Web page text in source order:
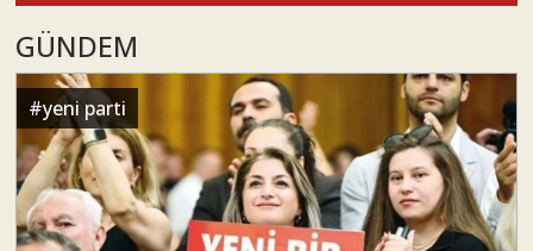
GÜNDEM
#yeni parti